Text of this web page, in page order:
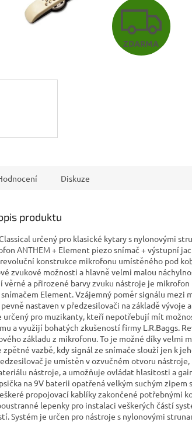
Z
D
A
ZDARMA
Diskuze
produktu
určený pro klasické kytary s nylonovými
ANTHEM + Element piezo snímač + výstupní
revoluční konstrukce mikrofonu umístěného pod
zvukové možnosti a hlavně velmi malou
věrné a přirozené barvy zvuku nástroje je mikrofon
Element. Vzájemný poměr signálu mezi
nastaven v předzesilovači na základě vývoje
určený pro muzikanty, kteří nepotřebují mít
a využijí bohatých zkušeností firmy L.R.Baggs.
základu z mikrofonu. To je možné díky velmi
zpětné vazbě, kdy signál ze snímače slouží jen k
je umístěn v ozvučném otvoru
nástroje, a umožňuje ovládat hlasitosti a
na 9V baterii opatřená velkým suchým zipem
propojovací kablíky zakončené potřebnými
lepenky pro instalaci veškerých částí
Systém je určen pro nástroje s nylonovými